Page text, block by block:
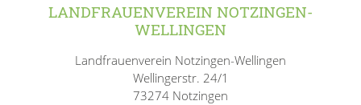
LANDFRAUENVEREIN NOTZINGEN-
WELLINGEN
Landfrauenverein Notzingen-Wellingen
Wellingerstr. 24/1
73274 Notzingen